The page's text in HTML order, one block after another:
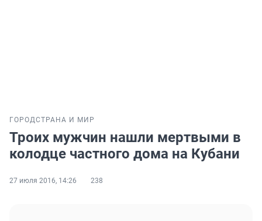
ГОРОДСТРАНА И МИР
Троих мужчин нашли мертвыми в
колодце частного дома на Кубани
27 июля 2016, 14:26 238